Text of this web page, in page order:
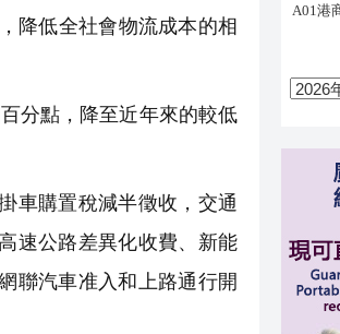
降低全社會物流成本的相
分點，降至近年來的較低
車購置稅減半徵收，交通
速公路差異化收費、新能
聯汽車准入和上路通行開